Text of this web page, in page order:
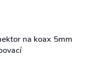
na koax 5mm